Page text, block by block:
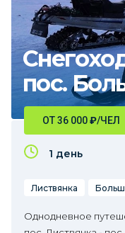
пос.
ОТ 36 000₽/ЧЕЛ
1 день
Листвянка
Однодневное